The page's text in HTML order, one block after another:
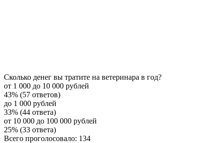
Сколько денег вы тратите на ветеринара в год?
от 1 000 до 10 000 рублей
43% (57 ответов)
до 1 000 рублей
33% (44 ответа)
от 10 000 до 100 000 рублей
25% (33 ответа)
Всего проголосовало: 134